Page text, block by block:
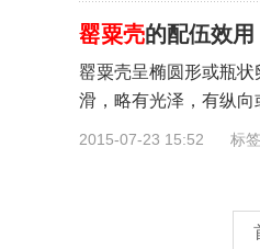
罂粟壳的配伍效用
罂粟壳呈椭圆形或瓶
滑，略有光泽，有纵
2015-07-23 15:52 标签